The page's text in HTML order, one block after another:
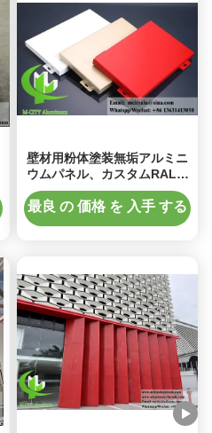
壁材用粉体塗装無垢アルミニ
ウムパネル、カスタムRALカ
ラー対応、厚さ1.5-10mm
最良 の 価格 を 入手 する